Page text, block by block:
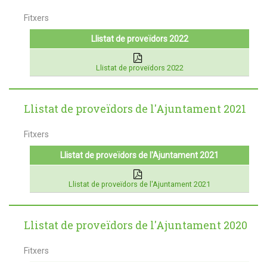
Fitxers
Llistat de proveïdors 2022
Llistat de proveïdors 2022
Llistat de proveïdors de l'Ajuntament 2021
Fitxers
Llistat de proveïdors de l'Ajuntament 2021
Llistat de proveïdors de l'Ajuntament 2021
Llistat de proveïdors de l'Ajuntament 2020
Fitxers